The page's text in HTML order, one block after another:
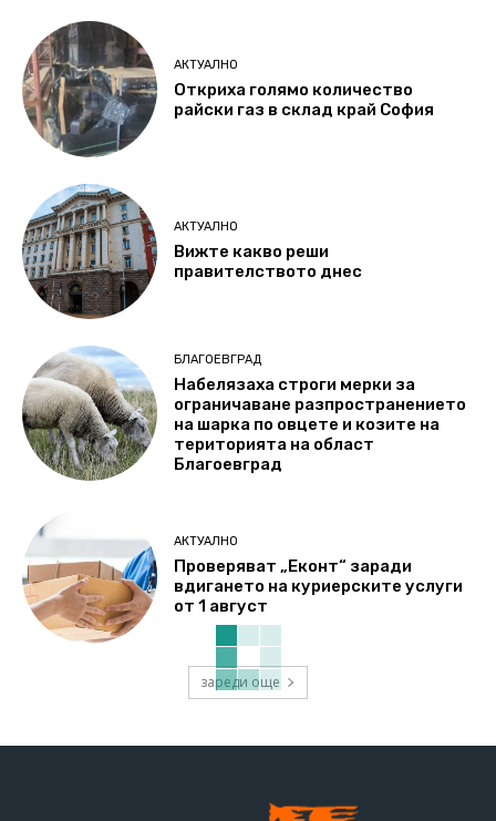
АКТУАЛНО
Откриха голямо количество
райски газ в склад край София
АКТУАЛНО
Вижте какво реши
правителството днес
БЛАГОЕВГРАД
Набелязаха строги мерки за
ограничаване разпространението
на шарка по овцете и козите на
територията на област
Благоевград
АКТУАЛНО
Проверяват „Еконт“ заради
вдигането на куриерските услуги
от 1 август
зареди още